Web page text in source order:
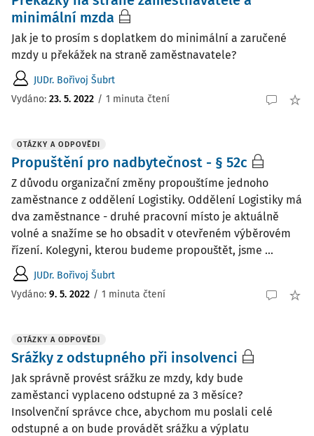
minimální mzda
Jak je to prosím s doplatkem do minimální a zaručené
mzdy u překážek na straně zaměstnavatele?
JUDr. Bořivoj Šubrt
Vydáno: 23. 5. 2022 / 1 minuta čtení
OTÁZKY A ODPOVĚDI
Propuštění pro nadbytečnost - § 52c
Z důvodu organizační změny propouštíme jednoho
zaměstnance z oddělení Logistiky. Oddělení Logistiky má
dva zaměstnance - druhé pracovní místo je aktuálně
volné a snažíme se ho obsadit v otevřeném výběrovém
řízení. Kolegyni, kterou budeme propouštět, jsme ...
JUDr. Bořivoj Šubrt
Vydáno: 9. 5. 2022 / 1 minuta čtení
OTÁZKY A ODPOVĚDI
Srážky z odstupného při insolvenci
Jak správně provést srážku ze mzdy, kdy bude
zaměstanci vyplaceno odstupné za 3 měsíce?
Insolvenční správce chce, abychom mu poslali celé
odstupné a on bude provádět srážku a výplatu